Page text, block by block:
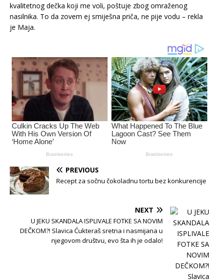
kvalitetnog dečka koji me voli, poštuje zbog omraženog
nasilnika. To da zovem ej smiješna priča, ne pije vodu – rekla
je Maja.
PREVIOUS
Recept za sočnu čokoladnu tortu bez konkurencije
NEXT
U JEKU SKANDALA ISPLIVALE FOTKE SA NOVIM
DEČKOM?! Slavica Ćukteraš sretna i nasmijana u
njegovom društvu, evo šta ih je odalo!